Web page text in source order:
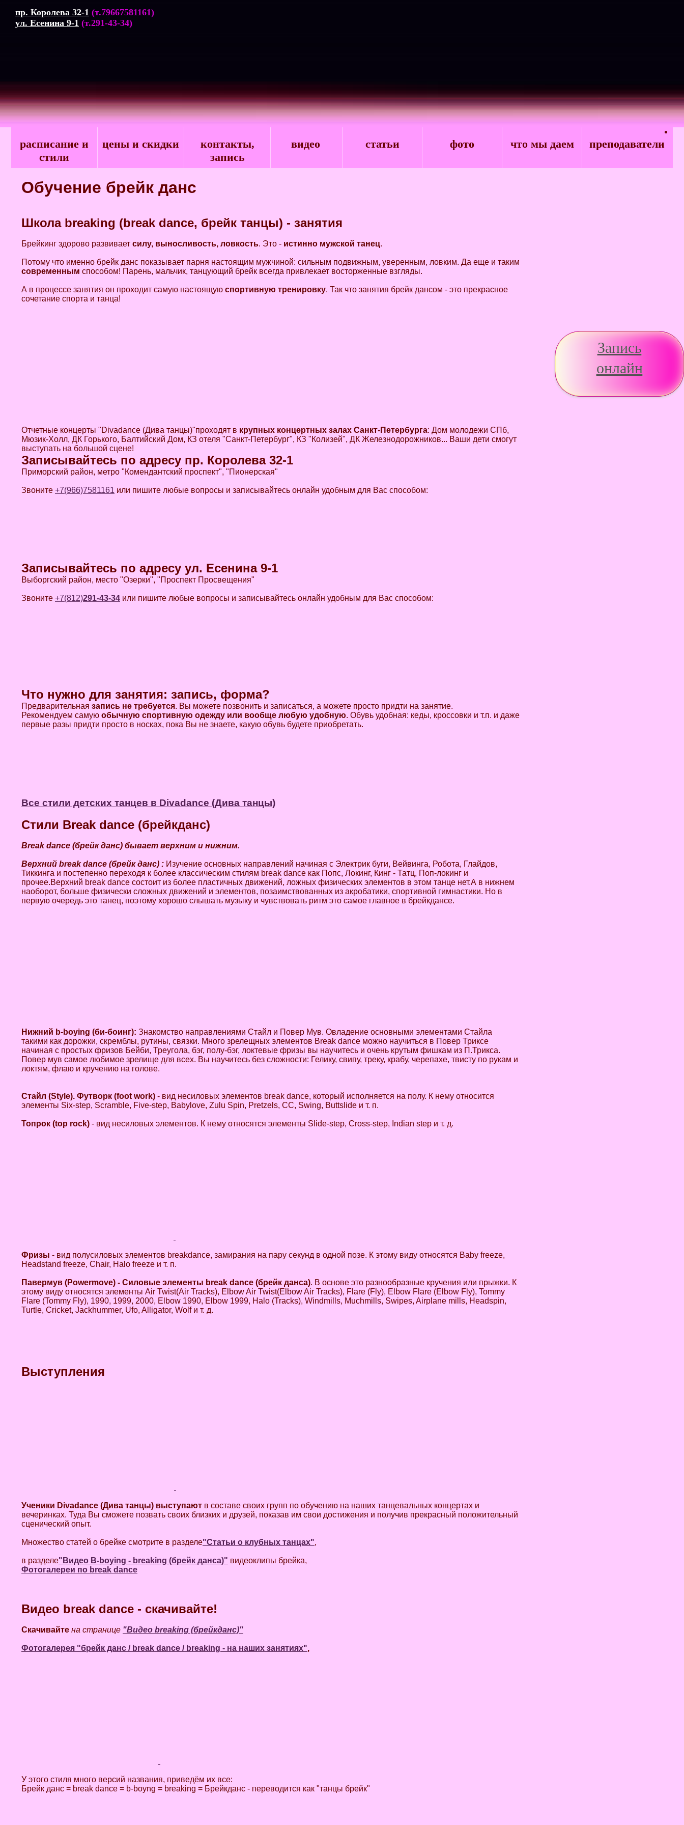
пр. Королева 32-1 (т.79667581161)
ул. Есенина 9-1 (т.291-43-34)
расписание и
стили
цены и скидки
контакты,
запись
видео статьи фото что мы даем преподаватели
Запись
онлайн
Обучение брейк данс
Школа breaking (break dance, брейк танцы) - занятия
Брейкинг здорово развивает силу, выносливость, ловкость. Это - истинно мужской танец.
Потому что именно брейк данс показывает парня настоящим мужчиной: сильным подвижным, уверенным, ловким. Да еще и таким
современным способом! Парень, мальчик, танцующий брейк всегда привлекает восторженные взгляды.
А в процессе занятия он проходит самую настоящую спортивную тренировку. Так что занятия брейк дансом - это прекрасное
сочетание спорта и танца!
Отчетные концерты "Divadance (Дива танцы)"проходят в крупных концертных залах Санкт-Петербурга: Дом молодежи СПб,
Мюзик-Холл, ДК Горького, Балтийский Дом, КЗ отеля "Санкт-Петербург", КЗ "Колизей", ДК Железнодорожников... Ваши дети смогут
выступать на большой сцене!
Записывайтесь по адресу пр. Королева 32-1
Приморский район, метро "Комендантский проспект", "Пионерская"
Звоните +7(966)7581161 или пишите любые вопросы и записывайтесь онлайн удобным для Вас способом:
Записывайтесь по адресу ул. Есенина 9-1
Выборгский район, место "Озерки", "Проспект Просвещения"
Звоните +7(812)291-43-34 или пишите любые вопросы и записывайтесь онлайн удобным для Вас способом:
Что нужно для занятия: запись, форма?
Предварительная запись не требуется. Вы можете позвонить и записаться, а можете просто придти на занятие.
Рекомендуем самую обычную спортивную одежду или вообще любую удобную. Обувь удобная: кеды, кроссовки и т.п. и даже
первые разы придти просто в носках, пока Вы не знаете, какую обувь будете приобретать.
Все стили детских танцев в Divadance (Дива танцы)
Стили Break dance (брейкданс)
Break dance (брейк данс) бывает верхним и нижним.
Верхний break dance (брейк данс) : Изучение основных направлений начиная с Электрик буги, Вейвинга, Робота, Глайдов,
Тиккинга и постепенно переходя к более классическим стилям break dance как Попс, Локинг, Кинг - Татц, Поп-локинг и
прочее.Верхний break dance состоит из более пластичных движений, ложных физических элементов в этом танце нет.А в нижнем
наоборот, больше физически сложных движений и элементов, позаимствованных из акробатики, спортивной гимнастики. Но в
первую очередь это танец, поэтому хорошо слышать музыку и чувствовать ритм это самое главное в брейкдансе.
Нижний b-boying (би-боинг): Знакомство направлениями Стайл и Повер Мув. Овладение основными элементами Стайла
такими как дорожки, скремблы, рутины, связки. Много зрелещных элементов Break dance можно научиться в Повер Триксе
начиная с простых фризов Бейби, Треугола, бэг, полу-бэг, локтевые фризы вы научитесь и очень крутым фишкам из П.Трикса.
Повер мув самое любимое зрелище для всех. Вы научитесь без сложности: Гелику, свипу, треку, крабу, черепахе, твисту по рукам и
локтям, флаю и кручению на голове.
Стайл (Style). Футворк (foot work) - вид несиловых элементов break dance, который исполняется на полу. К нему относится
элементы Six-step, Scramble, Five-step, Babylove, Zulu Spin, Pretzels, CC, Swing, Buttslide и т. п.
Топрок (top rock) - вид несиловых элементов. К нему относятся элементы Slide-step, Cross-step, Indian step и т. д.
Фризы - вид полусиловых элементов breakdance, замирания на пару секунд в одной позе. К этому виду относятся Baby freeze,
Headstand freeze, Chair, Halo freeze и т. п.
Павермув (Powermove) - Силовые элементы break dance (брейк данса). В основе это разнообразные кручения или прыжки. К
этому виду относятся элементы Air Twist(Air Tracks), Elbow Air Twist(Elbow Air Tracks), Flare (Fly), Elbow Flare (Elbow Fly), Tommy
Flare (Tommy Fly), 1990, 1999, 2000, Elbow 1990, Elbow 1999, Halo (Tracks), Windmills, Muchmills, Swipes, Airplane mills, Headspin,
Turtle, Cricket, Jackhummer, Ufo, Alligator, Wolf и т. д.
Выступления
Ученики Divadance (Дива танцы) выступают в составе своих групп по обучению на наших танцевальных концертах и
вечеринках. Туда Вы сможете позвать своих близких и друзей, показав им свои достижения и получив прекрасный положительный
сценический опыт.
Множество статей о брейке смотрите в разделе"Статьи о клубных танцах",
в разделе"Видео B-boying - breaking (брейк данса)" видеоклипы брейка,
Фотогалереи по break dance
Видео break dance - скачивайте!
Скачивайте на странице "Видео breaking (брейкданс)"
Фотогалерея "брейк данс / break dance / breaking - на наших занятиях",
У этого стиля много версий названия, приведём их все:
Брейк данс = break dance = b-boyng = breaking = Брейкданс - переводится как "танцы брейк"